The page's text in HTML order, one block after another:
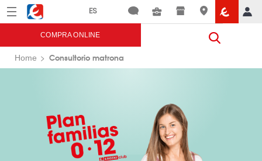
Menú Eroski
COMPRA ONLINE
Home Consultorio matrona